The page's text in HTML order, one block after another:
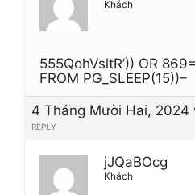
Khách
555QohVsltR’)) OR
FROM PG_SLEEP(15))–
4 Tháng Mười Hai, 2024
REPLY
jJQaBOcg
Khách